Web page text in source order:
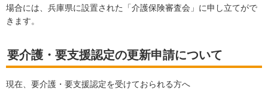
場合には、兵庫県に設置された「介護保険審査会」に申し立てがで
きます。
要介護・要支援認定の更新申請について
現在、要介護・要支援認定を受けておられる方へ